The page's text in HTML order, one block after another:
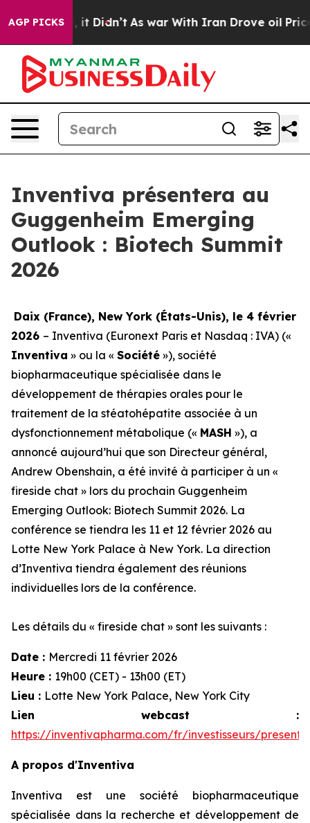
AGP PICKS
Well, it Didn’t As war With Iran Drove oil Prices
Inventiva présentera au
Guggenheim Emerging
Outlook : Biotech Summit
2026
Daix (France), New York (États-Unis), le 4 février
2026 – Inventiva (Euronext Paris et Nasdaq : IVA) («
Inventiva » ou la « Société »), société
biopharmaceutique spécialisée dans le
développement de thérapies orales pour le
traitement de la stéatohépatite associée à un
dysfonctionnement métabolique (« MASH »), a
annoncé aujourd’hui que son Directeur général,
Andrew Obenshain, a été invité à participer à un «
fireside chat » lors du prochain Guggenheim
Emerging Outlook: Biotech Summit 2026. La
conférence se tiendra les 11 et 12 février 2026 au
Lotte New York Palace à New York. La direction
d’Inventiva tiendra également des réunions
individuelles lors de la conférence.
Les détails du « fireside chat » sont les suivants :
Date : Mercredi 11 février 2026
Heure : 19h00 (CET) - 13h00 (ET)
Lieu : Lotte New York Palace, New York City
Lien webcast :
https://inventivapharma.com/fr/investisseurs/
A propos d'Inventiva
Inventiva est une société biopharmaceutique
spécialisée dans la recherche et développement de